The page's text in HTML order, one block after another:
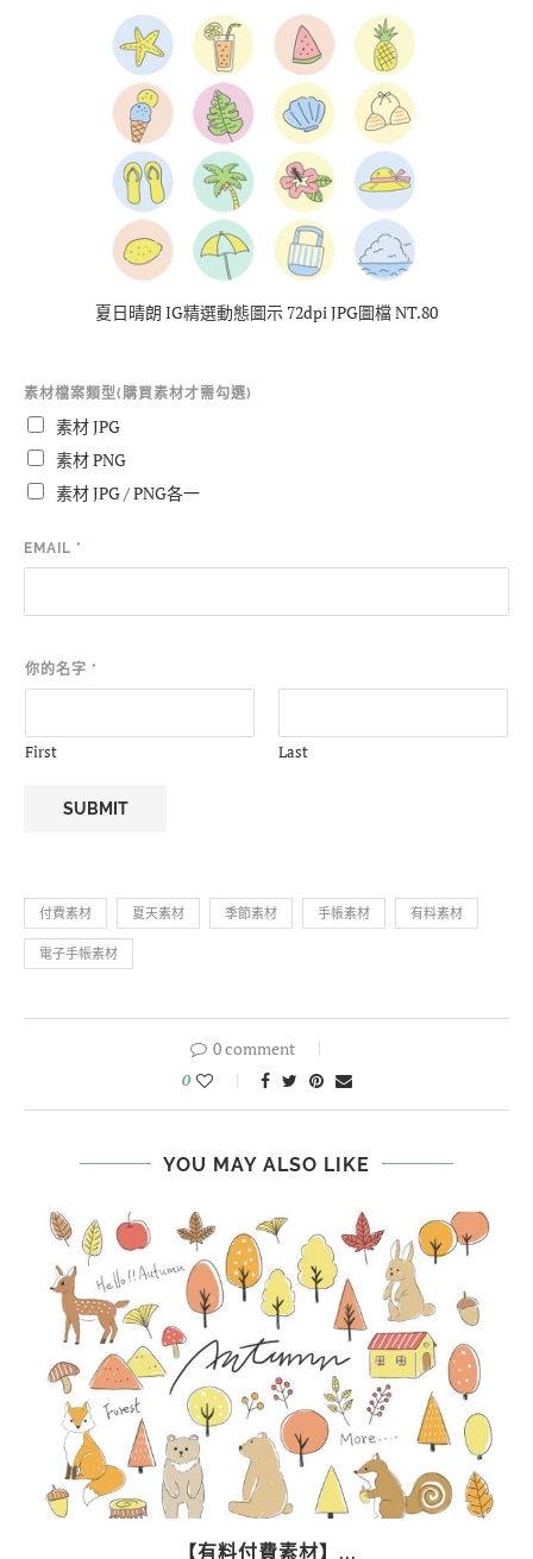
夏日晴朗 IG精選動態圖示 72dpi JPG圖檔 NT.80
素材檔案類型(購買素材才需勾選)
素材 JPG
素材 PNG
素材 JPG / PNG各一
EMAIL *
你的名字 *
First Last
SUBMIT
付費素材 夏天素材 季節素材 手帳素材 有料素材
電子手帳素材
0 comment
0
YOU MAY ALSO LIKE
【有料付費素材】...